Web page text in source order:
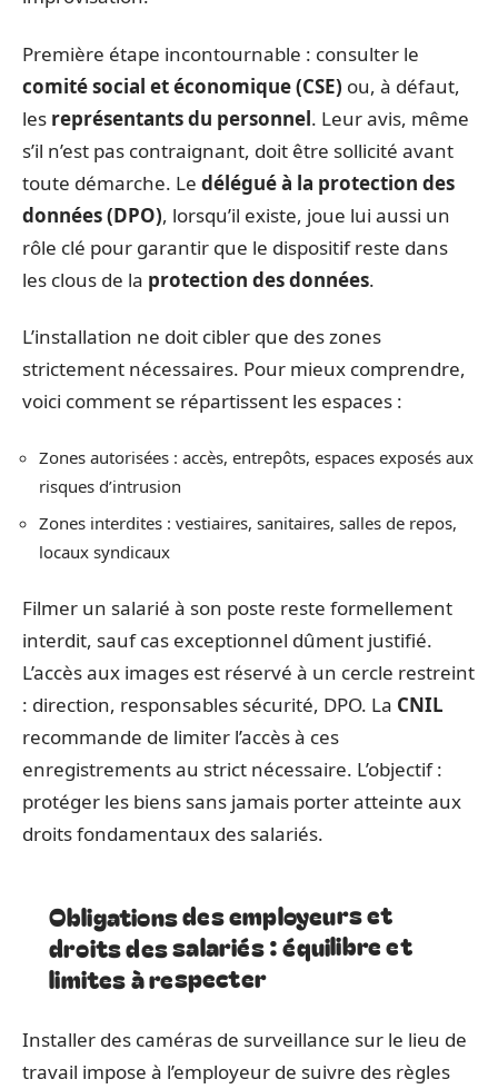
Première étape incontournable : consulter le
comité social et économique (CSE) ou, à défaut,
les représentants du personnel. Leur avis, même
s’il n’est pas contraignant, doit être sollicité avant
toute démarche. Le délégué à la protection des
données (DPO), lorsqu’il existe, joue lui aussi un
rôle clé pour garantir que le dispositif reste dans
les clous de la protection des données.
L’installation ne doit cibler que des zones
strictement nécessaires. Pour mieux comprendre,
voici comment se répartissent les espaces :
Zones autorisées : accès, entrepôts, espaces exposés aux
risques d’intrusion
Zones interdites : vestiaires, sanitaires, salles de repos,
locaux syndicaux
Filmer un salarié à son poste reste formellement
interdit, sauf cas exceptionnel dûment justifié.
L’accès aux images est réservé à un cercle restreint
: direction, responsables sécurité, DPO. La CNIL
recommande de limiter l’accès à ces
enregistrements au strict nécessaire. L’objectif :
protéger les biens sans jamais porter atteinte aux
droits fondamentaux des salariés.
Obligations des employeurs et
droits des salariés : équilibre et
limites à respecter
Installer des caméras de surveillance sur le lieu de
travail impose à l’employeur de suivre des règles